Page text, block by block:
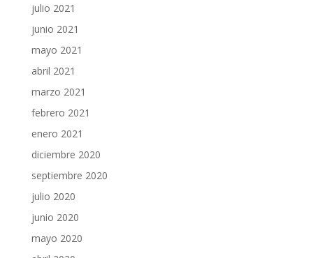
julio 2021
junio 2021
mayo 2021
abril 2021
marzo 2021
febrero 2021
enero 2021
diciembre 2020
septiembre 2020
julio 2020
junio 2020
mayo 2020